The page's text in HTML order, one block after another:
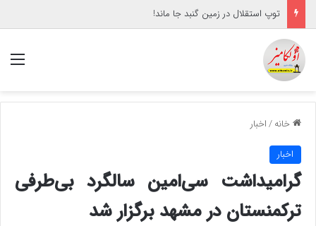
توپ استقلال در زمین گنبد جا ماند!
خانه/اخبار
اخبار
گرامیداشت سی‌امین سالگرد بی‌طرفی
ترکمنستان در مشهد برگزار شد